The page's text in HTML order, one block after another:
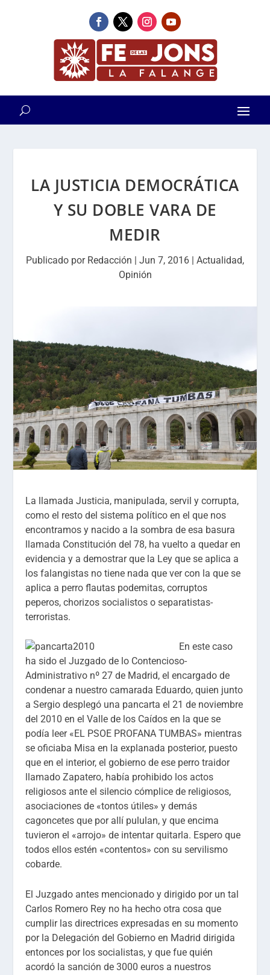
LA JUSTICIA DEMOCRÁTICA
Y SU DOBLE VARA DE
MEDIR
Publicado por Redacción | Jun 7, 2016 | Actualidad,
Opinión
La llamada Justicia, manipulada, servil y corrupta,
como el resto del sistema político en el que nos
encontramos y nacido a la sombra de esa basura
llamada Constitución del 78, ha vuelto a quedar en
evidencia y a demostrar que la Ley que se aplica a
los falangistas no tiene nada que ver con la que se
aplica a perro flautas podemitas, corruptos
peperos, chorizos socialistos o separatistas-
terroristas.
En este caso
ha sido el Juzgado de lo Contencioso-
Administrativo nº 27 de Madrid, el encargado de
condenar a nuestro camarada Eduardo, quien junto
a Sergio desplegó una pancarta el 21 de noviembre
del 2010 en el Valle de los Caídos en la que se
podía leer «EL PSOE PROFANA TUMBAS» mientras
se oficiaba Misa en la explanada posterior, puesto
que en el interior, el gobierno de ese perro traidor
llamado Zapatero, había prohibido los actos
religiosos ante el silencio cómplice de religiosos,
asociaciones de «tontos útiles» y demás
cagoncetes que por allí pululan, y que encima
tuvieron el «arrojo» de intentar quitarla. Espero que
todos ellos estén «contentos» con su servilismo
cobarde.
El Juzgado antes mencionado y dirigido por un tal
Carlos Romero Rey no ha hecho otra cosa que
cumplir las directrices expresadas en su momento
por la Delegación del Gobierno en Madrid dirigida
entonces por los socialistas, y que fue quién
acordó la sanción de 3000 euros a nuestros